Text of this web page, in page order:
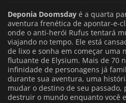
Deponia Doomsday é a quarta
aventura frenética de apontar-e-
onde o anti-herói Rufus tentará
viajando no tempo. Ele está
de lixo e sonha em começar uma
flutuante de Elysium. Mais de 70
infinidade de personagens já
durante sua aventura, uma
mudar o destino de seu passado,
destruir o mundo enquanto você